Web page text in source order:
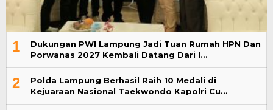
1
Dukungan PWI Lampung Jadi Tuan Rumah HPN Dan
Porwanas 2027 Kembali Datang Dari I…
2
Polda Lampung Berhasil Raih 10 Medali di
Kejuaraan Nasional Taekwondo Kapolri Cu…